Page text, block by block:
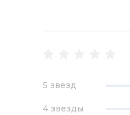
5 звезд
4 звезды